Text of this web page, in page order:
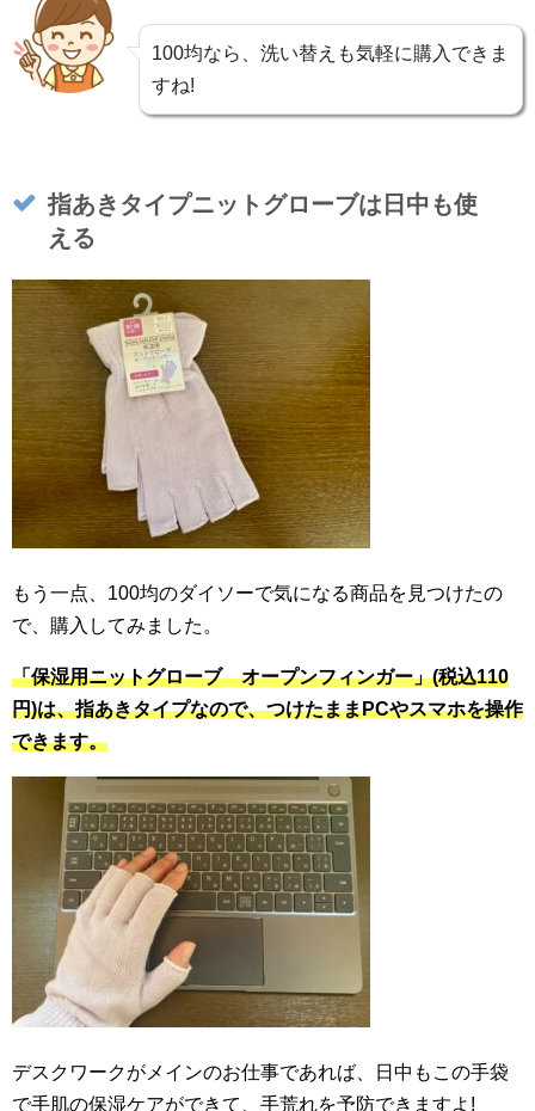
100均なら、洗い替えも気軽に購入できま
すね!
指あきタイプニットグローブは日中も使
える
もう一点、100均のダイソーで気になる商品を見つけたの
で、購入してみました。
「保湿用ニットグローブ オープンフィンガー」(税込110
円)は、指あきタイプなので、つけたままPCやスマホを操作
できます。
デスクワークがメインのお仕事であれば、日中もこの手袋
で手肌の保湿ケアができて、手荒れを予防できますよ!